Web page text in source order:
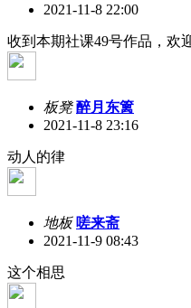
2021-11-8 22:00
收到本期社课49号作品，欢
板凳 醉月东篱
2021-11-8 23:16
动人的律
地板 嗟来斋
2021-11-9 08:43
这个相思